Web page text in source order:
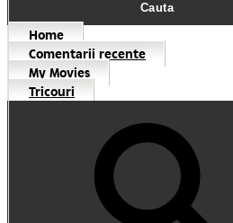
Cauta
Home
Comentarii recente
My Movies
Tricouri